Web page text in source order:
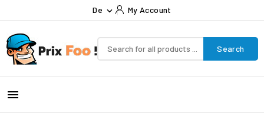
De  My Account
Search
